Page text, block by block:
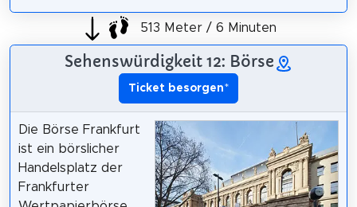
513 Meter / 6 Minuten
Sehenswürdigkeit 12: Börse
Ticket besorgen*
Die Börse Frankfurt
ist ein börslicher
Handelsplatz der
Frankfurter